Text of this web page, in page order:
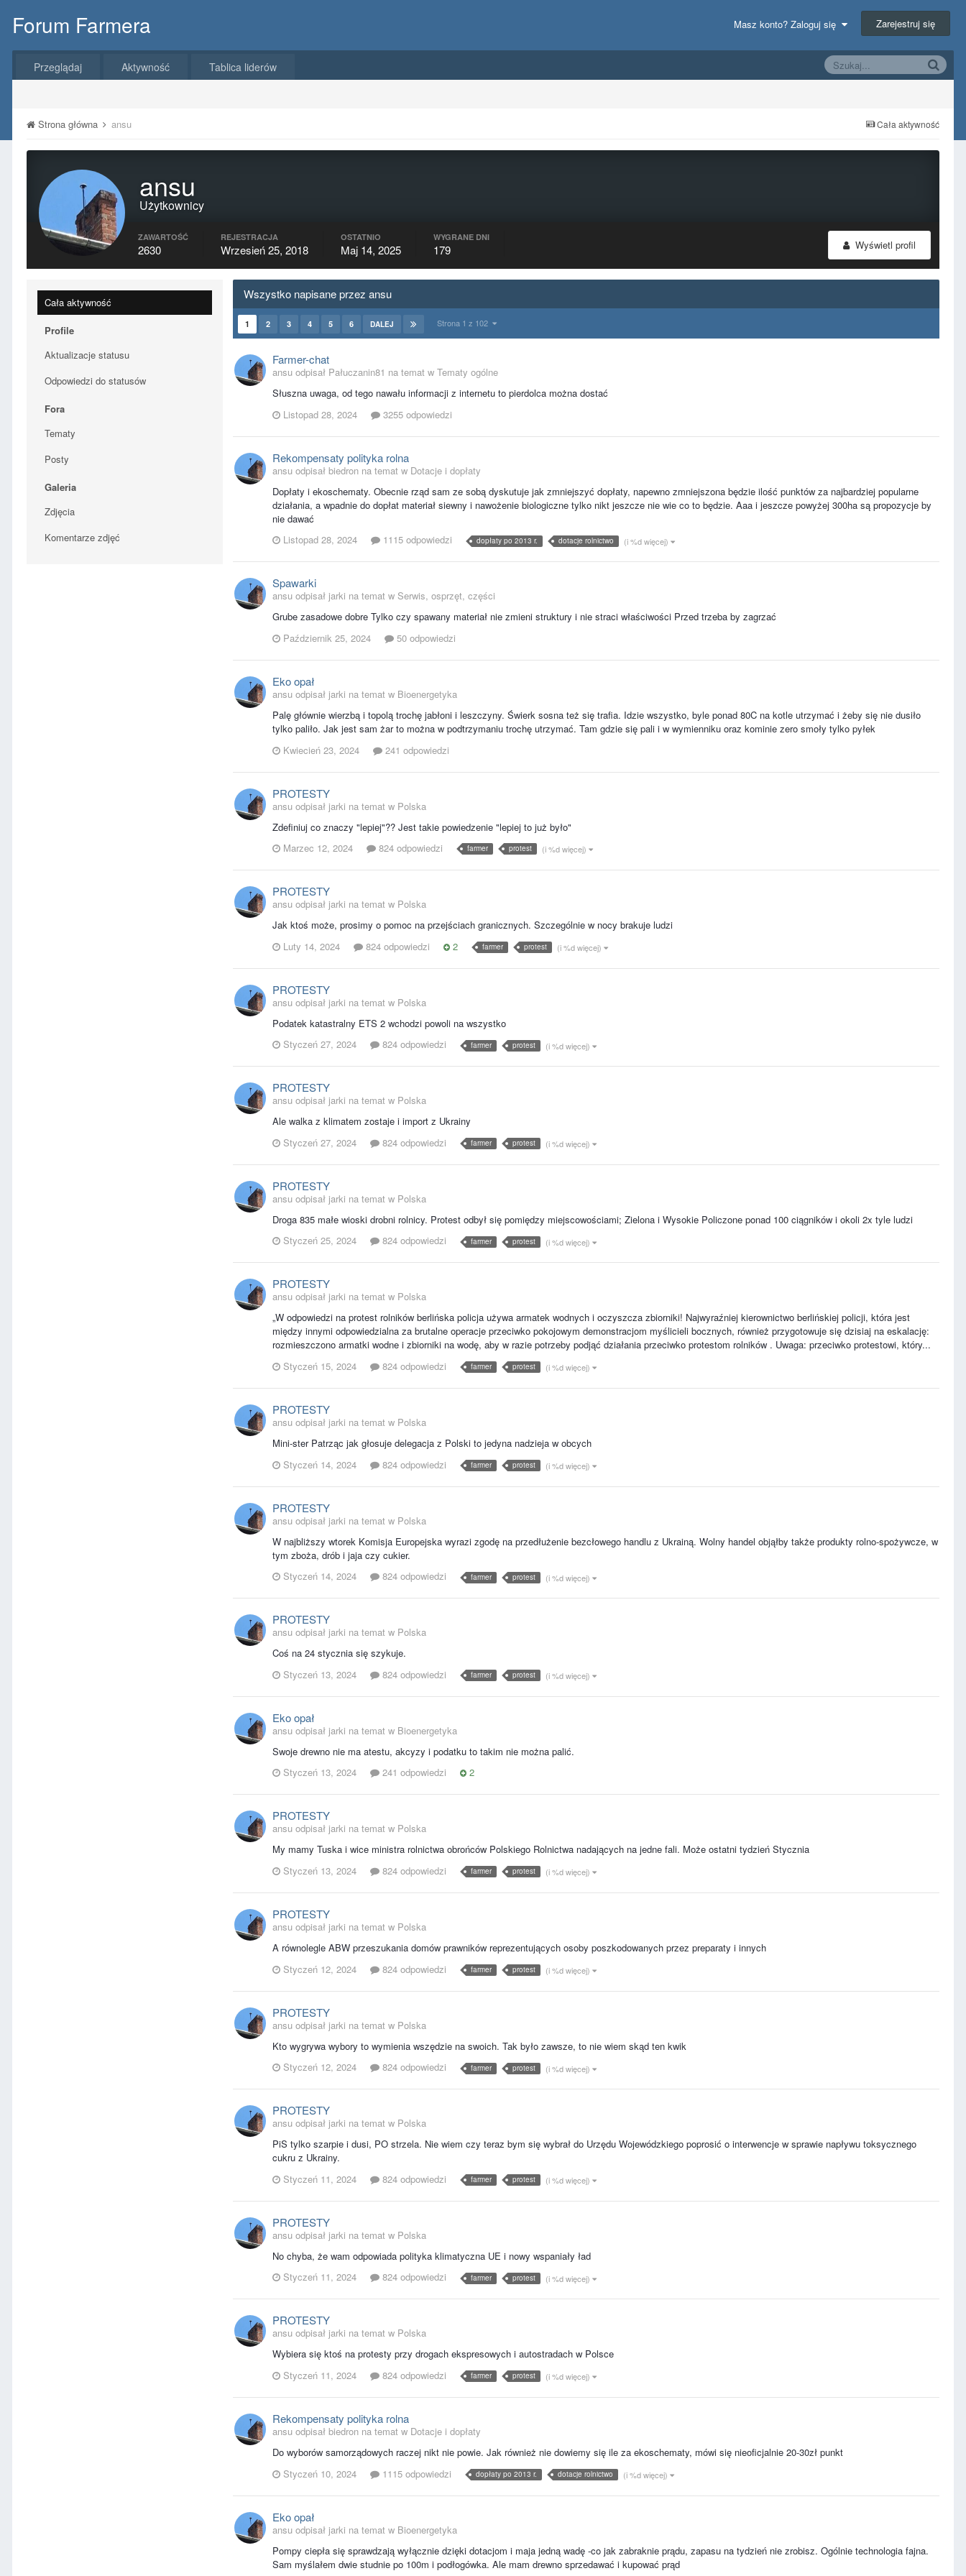
Forum Farmera Masz konto? Zaloguj się Zarejestruj się
Przeglądaj Aktywność Tablica liderów
Cała aktywność
Strona główna ansu
ansu
Użytkownicy
Wyświetl profil
ZAWARTOŚĆ
2630
REJESTRACJA
Wrzesień 25, 2018
OSTATNIO
Maj 14, 2025
WYGRANE DNI
179
Cała aktywność
Profile
Aktualizacje statusu
Odpowiedzi do statusów
Fora
Tematy
Posty
Galeria
Zdjęcia
Komentarze zdjęć
Wszystko napisane przez ansu
1 2 3 4 5 6 DALEJ Strona 1 z 102
Farmer-chat
ansu odpisał Pałuczanin81 na temat w Tematy ogólne
Słuszna uwaga, od tego nawału informacji z internetu to pierdolca można dostać
Listopad 28, 2024
3255 odpowiedzi
Rekompensaty polityka rolna
ansu odpisał biedron na temat w Dotacje i dopłaty
Dopłaty i ekoschematy. Obecnie rząd sam ze sobą dyskutuje jak zmniejszyć dopłaty, napewno zmniejszona będzie ilość punktów za najbardziej popularne
działania, a wpadnie do dopłat materiał siewny i nawożenie biologiczne tylko nikt jeszcze nie wie co to będzie. Aaa i jeszcze powyżej 300ha są propozycje by
nie dawać
Listopad 28, 2024
1115 odpowiedzi dopłaty po 2013 r. dotacje rolnictwo (i %d więcej)
Spawarki
ansu odpisał jarki na temat w Serwis, osprzęt, części
Grube zasadowe dobre Tylko czy spawany materiał nie zmieni struktury i nie straci właściwości Przed trzeba by zagrzać
Październik 25, 2024
50 odpowiedzi
Eko opał
ansu odpisał jarki na temat w Bioenergetyka
Palę głównie wierzbą i topolą trochę jabłoni i leszczyny. Świerk sosna też się trafia. Idzie wszystko, byle ponad 80C na kotle utrzymać i żeby się nie dusiło
tylko paliło. Jak jest sam żar to można w podtrzymaniu trochę utrzymać. Tam gdzie się pali i w wymienniku oraz kominie zero smoły tylko pyłek
Kwiecień 23, 2024
241 odpowiedzi
PROTESTY
ansu odpisał jarki na temat w Polska
Zdefiniuj co znaczy "lepiej"?? Jest takie powiedzenie "lepiej to już było"
Marzec 12, 2024
824 odpowiedzi farmer protest (i %d więcej)
PROTESTY
ansu odpisał jarki na temat w Polska
Jak ktoś może, prosimy o pomoc na przejściach granicznych. Szczególnie w nocy brakuje ludzi
Luty 14, 2024
824 odpowiedzi 2 farmer protest (i %d więcej)
PROTESTY
ansu odpisał jarki na temat w Polska
Podatek katastralny ETS 2 wchodzi powoli na wszystko
Styczeń 27, 2024
824 odpowiedzi farmer protest (i %d więcej)
PROTESTY
ansu odpisał jarki na temat w Polska
Ale walka z klimatem zostaje i import z Ukrainy
Styczeń 27, 2024
824 odpowiedzi farmer protest (i %d więcej)
PROTESTY
ansu odpisał jarki na temat w Polska
Droga 835 małe wioski drobni rolnicy. Protest odbył się pomiędzy miejscowościami; Zielona i Wysokie Policzone ponad 100 ciągników i okoli 2x tyle ludzi
Styczeń 25, 2024
824 odpowiedzi farmer protest (i %d więcej)
PROTESTY
ansu odpisał jarki na temat w Polska
„W odpowiedzi na protest rolników berlińska policja używa armatek wodnych i oczyszcza zbiorniki! Najwyraźniej kierownictwo berlińskiej policji, która jest
między innymi odpowiedzialna za brutalne operacje przeciwko pokojowym demonstracjom myślicieli bocznych, również przygotowuje się dzisiaj na eskalację:
rozmieszczono armatki wodne i zbiorniki na wodę, aby w razie potrzeby podjąć działania przeciwko protestom rolników . Uwaga: przeciwko protestowi, który...
Styczeń 15, 2024
824 odpowiedzi farmer protest (i %d więcej)
PROTESTY
ansu odpisał jarki na temat w Polska
Mini-ster Patrząc jak głosuje delegacja z Polski to jedyna nadzieja w obcych
Styczeń 14, 2024
824 odpowiedzi farmer protest (i %d więcej)
PROTESTY
ansu odpisał jarki na temat w Polska
W najbliższy wtorek Komisja Europejska wyrazi zgodę na przedłużenie bezcłowego handlu z Ukrainą. Wolny handel objąłby także produkty rolno-spożywcze, w
tym zboża, drób i jaja czy cukier.
Styczeń 14, 2024
824 odpowiedzi farmer protest (i %d więcej)
PROTESTY
ansu odpisał jarki na temat w Polska
Coś na 24 stycznia się szykuje.
Styczeń 13, 2024
824 odpowiedzi farmer protest (i %d więcej)
Eko opał
ansu odpisał jarki na temat w Bioenergetyka
Swoje drewno nie ma atestu, akcyzy i podatku to takim nie można palić.
Styczeń 13, 2024
241 odpowiedzi 2
PROTESTY
ansu odpisał jarki na temat w Polska
My mamy Tuska i wice ministra rolnictwa obrońców Polskiego Rolnictwa nadających na jedne fali. Może ostatni tydzień Stycznia
Styczeń 13, 2024
824 odpowiedzi farmer protest (i %d więcej)
PROTESTY
ansu odpisał jarki na temat w Polska
A równolegle ABW przeszukania domów prawników reprezentujących osoby poszkodowanych przez preparaty i innych
Styczeń 12, 2024
824 odpowiedzi farmer protest (i %d więcej)
PROTESTY
ansu odpisał jarki na temat w Polska
Kto wygrywa wybory to wymienia wszędzie na swoich. Tak było zawsze, to nie wiem skąd ten kwik
Styczeń 12, 2024
824 odpowiedzi farmer protest (i %d więcej)
PROTESTY
ansu odpisał jarki na temat w Polska
PiS tylko szarpie i dusi, PO strzela. Nie wiem czy teraz bym się wybrał do Urzędu Wojewódzkiego poprosić o interwencje w sprawie napływu toksycznego
cukru z Ukrainy.
Styczeń 11, 2024
824 odpowiedzi farmer protest (i %d więcej)
PROTESTY
ansu odpisał jarki na temat w Polska
No chyba, że wam odpowiada polityka klimatyczna UE i nowy wspaniały ład
Styczeń 11, 2024
824 odpowiedzi farmer protest (i %d więcej)
PROTESTY
ansu odpisał jarki na temat w Polska
Wybiera się ktoś na protesty przy drogach ekspresowych i autostradach w Polsce
Styczeń 11, 2024
824 odpowiedzi farmer protest (i %d więcej)
Rekompensaty polityka rolna
ansu odpisał biedron na temat w Dotacje i dopłaty
Do wyborów samorządowych raczej nikt nie powie. Jak również nie dowiemy się ile za ekoschematy, mówi się nieoficjalnie 20-30zł punkt
Styczeń 10, 2024
1115 odpowiedzi dopłaty po 2013 r. dotacje rolnictwo (i %d więcej)
Eko opał
ansu odpisał jarki na temat w Bioenergetyka
Pompy ciepła się sprawdzają wyłącznie dzięki dotacjom i maja jedną wadę -co jak zabraknie prądu, zapasu na tydzień nie zrobisz. Ogólnie technologia fajna.
Sam myślałem dwie studnie po 100m i podłogówka. Ale mam drewno sprzedawać i kupować prąd